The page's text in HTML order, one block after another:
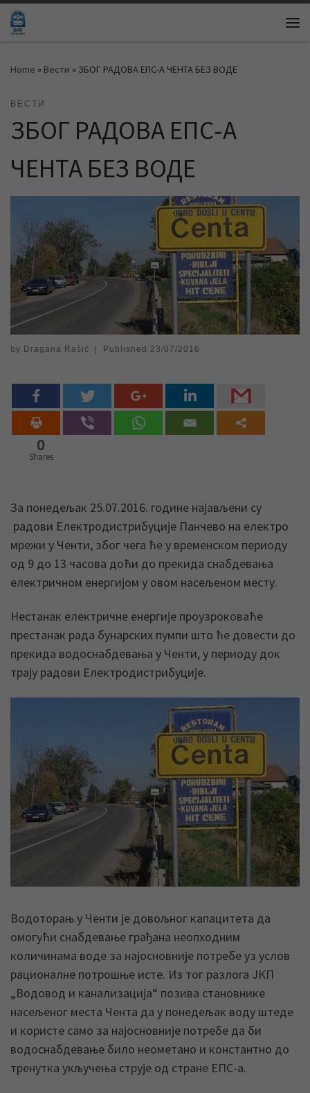
Skip to content
Home » Вести » ЗБОГ РАДОВА ЕПС-А ЧЕНТА БЕЗ ВОДЕ
ВЕСТИ
ЗБОГ РАДОВА ЕПС-А
ЧЕНТА БЕЗ ВОДЕ
by Dragana Rašić Published 23/07/2016
0
Shares
За понедељак 25.07.2016. године најављени су
радови Електродистрибуције Панчево на електро
мрежи у Ченти, због чега ће у временском периоду
од 9 до 13 часова доћи до прекида снабдевања
електричном енергијом у овом насељеном месту.
Нестанак електричне енергије проузроковаће
престанак рада бунарских пумпи што ће довести до
прекида водоснабдевања у Ченти, у периоду док
трају радови Електродистрибуције.
Водоторањ у Ченти је довољног капацитета да
омогући снабдевање грађана неопходним
количинама воде за најосновније потребе уз услов
рационалне потрошње исте. Из тог разлога ЈКП
„Водовод и канализација“ позива становнике
насељеног места Чента да у понедељак воду штеде
и користе само за најосновније потребе да би
водоснабдевање било неометано и константно до
тренутка укључења струје од стране ЕПС-а.